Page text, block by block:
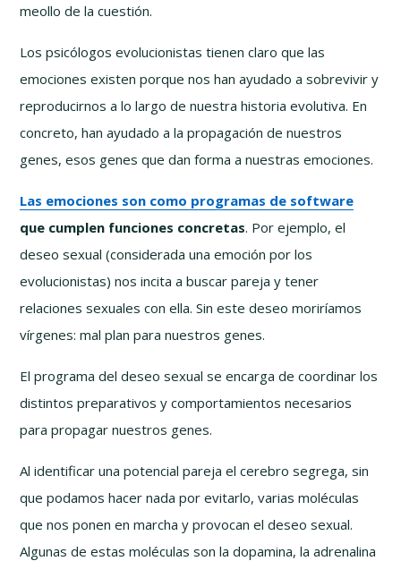
meollo de la cuestión.
Los psicólogos evolucionistas tienen claro que las
emociones existen porque nos han ayudado a sobrevivir y
reproducirnos a lo largo de nuestra historia evolutiva. En
concreto, han ayudado a la propagación de nuestros
genes, esos genes que dan forma a nuestras emociones.
Las emociones son como programas de software
que cumplen funciones concretas. Por ejemplo, el
deseo sexual (considerada una emoción por los
evolucionistas) nos incita a buscar pareja y tener
relaciones sexuales con ella. Sin este deseo moriríamos
vírgenes: mal plan para nuestros genes.
El programa del deseo sexual se encarga de coordinar los
distintos preparativos y comportamientos necesarios
para propagar nuestros genes.
Al identificar una potencial pareja el cerebro segrega, sin
que podamos hacer nada por evitarlo, varias moléculas
que nos ponen en marcha y provocan el deseo sexual.
Algunas de estas moléculas son la dopamina, la adrenalina